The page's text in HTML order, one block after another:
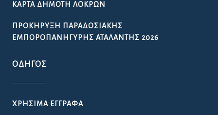
ΚΆΡΤΑ ΔΗΜΌΤΗ ΛΟΚΡΏΝ
ΠΡΟΚΉΡΥΞΗ ΠΑΡΑΔΟΣΙΑΚΉΣ
ΕΜΠΟΡΟΠΑΝΉΓΥΡΗΣ ΑΤΑΛΆΝΤΗΣ 2026
ΟΔΗΓΌΣ
ΧΡΉΣΙΜΑ ΈΓΓΡΑΦΑ